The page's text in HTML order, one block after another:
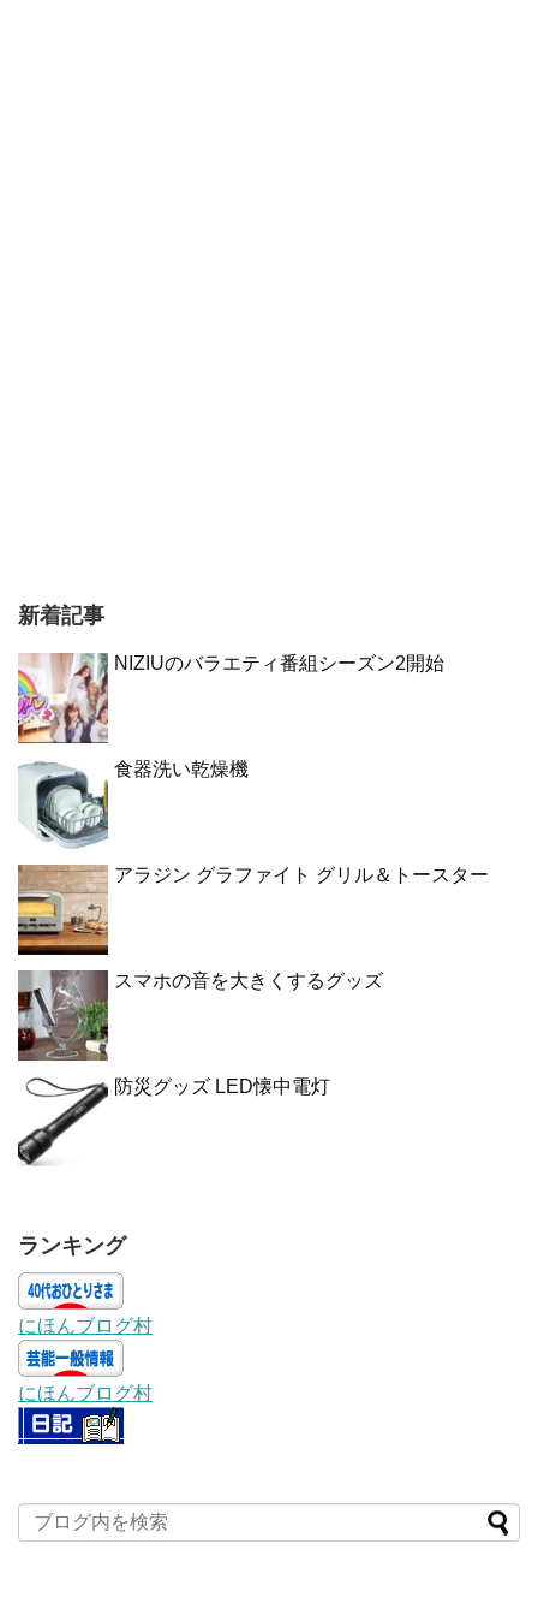
新着記事
NIZIUのバラエティ番組シーズン2開始
食器洗い乾燥機
アラジン グラファイト グリル＆トースター
スマホの音を大きくするグッズ
防災グッズ LED懐中電灯
ランキング
にほんブログ村
にほんブログ村